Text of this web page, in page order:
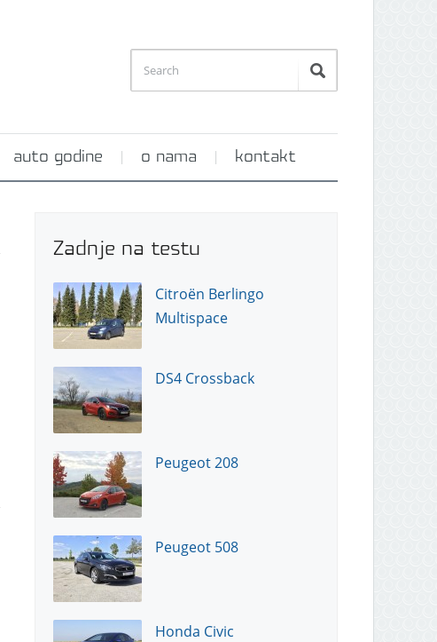
auto godine o nama kontakt
Zadnje na testu
Citroën Berlingo
Multispace
DS4 Crossback
Peugeot 208
Peugeot 508
Honda Civic